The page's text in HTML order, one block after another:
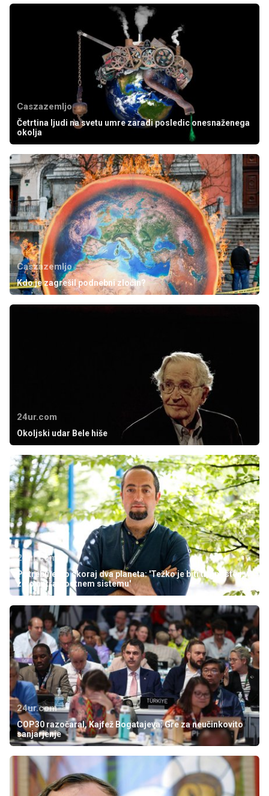
Caszazemljo
Četrtina ljudi na svetu umre zaradi posledic onesnaženega
okolja
Caszazemljo
Kdo je zagrešil podnebni zločin?
24ur.com
Okoljski udar Bele hiše
24ur.com
Potrebujemo skoraj dva planeta: 'Težko je biti trajnosten v
zelo netrajnostnem sistemu'
24ur.com
COP30 razočaral, Kajfež Bogatajeva: Gre za neučinkovito
sanjarjenje